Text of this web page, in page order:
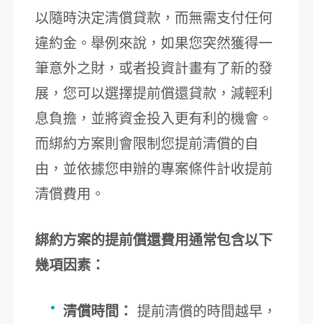
以隨時決定清償貸款，而無需支付任何
違約金。舉例來說，如果您突然獲得一
筆意外之財，或者投資計畫有了新的發
展，您可以選擇提前償還貸款，減輕利
息負擔，並將資金投入更有利的機會。
而綁約方案則會限制您提前清償的自
由，並依據您申辦的專案條件計收提前
清償費用。
綁約方案的提前償還費用通常包含以下
幾項因素：
清償時間： 提前清償的時間越早，